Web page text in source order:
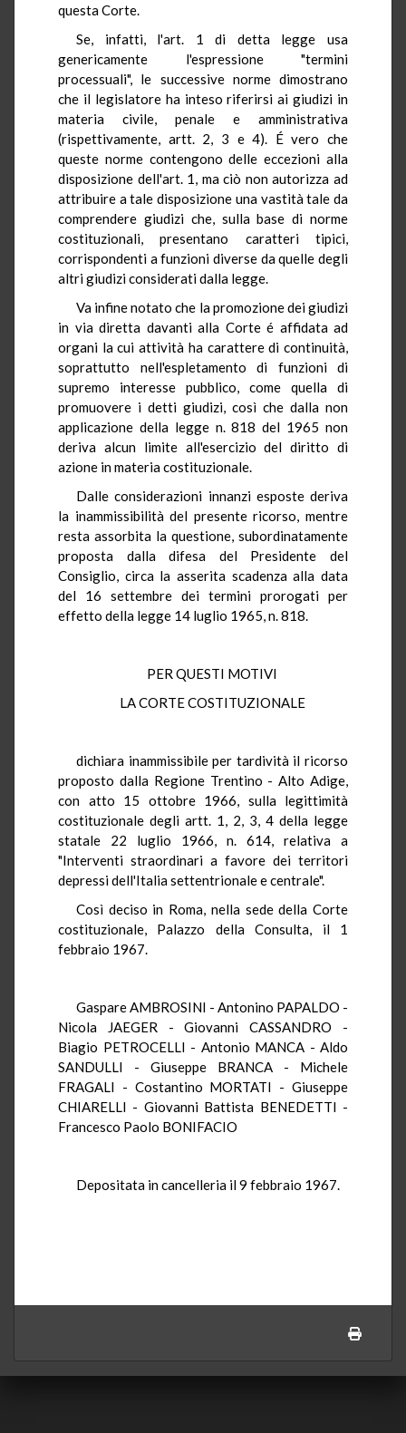
questa Corte.
Se, infatti, l'art. 1 di detta legge usa
genericamente l'espressione "termini
processuali", le successive norme dimostrano
che il legislatore ha inteso riferirsi ai giudizi in
materia civile, penale e amministrativa
(rispettivamente, artt. 2, 3 e 4). É vero che
queste norme contengono delle eccezioni alla
disposizione dell'art. 1, ma ciò non autorizza ad
attribuire a tale disposizione una vastità tale da
comprendere giudizi che, sulla base di norme
costituzionali, presentano caratteri tipici,
corrispondenti a funzioni diverse da quelle degli
altri giudizi considerati dalla legge.
Va infine notato che la promozione dei giudizi
in via diretta davanti alla Corte é affidata ad
organi la cui attività ha carattere di continuità,
soprattutto nell'espletamento di funzioni di
supremo interesse pubblico, come quella di
promuovere i detti giudizi, così che dalla non
applicazione della legge n. 818 del 1965 non
deriva alcun limite all'esercizio del diritto di
azione in materia costituzionale.
Dalle considerazioni innanzi esposte deriva
la inammissibilità del presente ricorso, mentre
resta assorbita la questione, subordinatamente
proposta dalla difesa del Presidente del
Consiglio, circa la asserita scadenza alla data
del 16 settembre dei termini prorogati per
effetto della legge 14 luglio 1965, n. 818.
PER QUESTI MOTIVI
LA CORTE COSTITUZIONALE
dichiara inammissibile per tardività il ricorso
proposto dalla Regione Trentino - Alto Adige,
con atto 15 ottobre 1966, sulla legittimità
costituzionale degli artt. 1, 2, 3, 4 della legge
statale 22 luglio 1966, n. 614, relativa a
"Interventi straordinari a favore dei territori
depressi dell'Italia settentrionale e centrale".
Così deciso in Roma, nella sede della Corte
costituzionale, Palazzo della Consulta, il 1
febbraio 1967.
Gaspare AMBROSINI - Antonino PAPALDO -
Nicola JAEGER - Giovanni CASSANDRO -
Biagio PETROCELLI - Antonio MANCA - Aldo
SANDULLI - Giuseppe BRANCA - Michele
FRAGALI - Costantino MORTATI - Giuseppe
CHIARELLI - Giovanni Battista BENEDETTI -
Francesco Paolo BONIFACIO
Depositata in cancelleria il 9 febbraio 1967.